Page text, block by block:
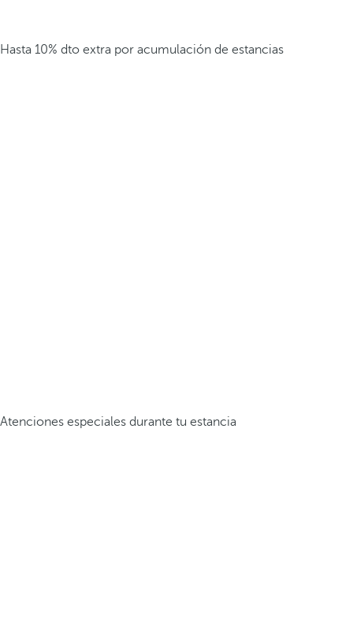
Hasta 10% dto extra por acumulación de estancias
Atenciones especiales durante tu estancia